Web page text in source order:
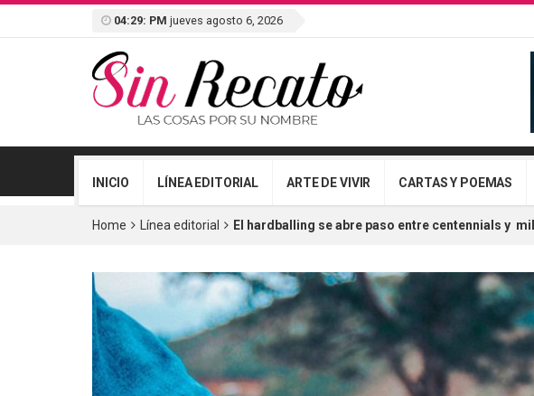
04:29: PM jueves agosto 6, 2026
INICIO LÍNEA EDITORIAL ARTE DE VIVIR CARTAS Y POEMAS
Home Línea editorial El hardballing se abre paso entre centennials y